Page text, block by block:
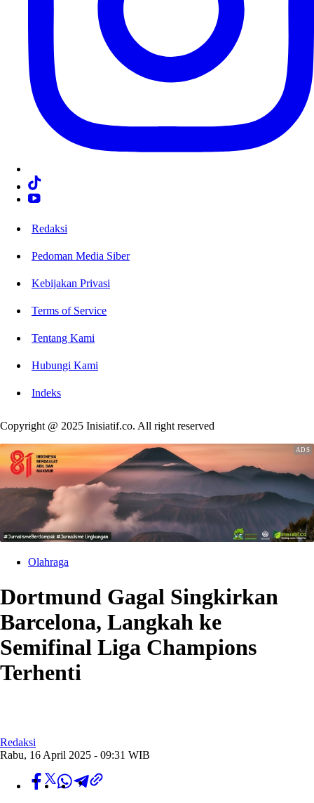
Redaksi
Pedoman Media Siber
Kebijakan Privasi
Terms of Service
Tentang Kami
Hubungi Kami
Indeks
Copyright @ 2025 Inisiatif.co. All right reserved
Olahraga
Dortmund Gagal Singkirkan
Barcelona, Langkah ke
Semifinal Liga Champions
Terhenti
Redaksi
Rabu, 16 April 2025 - 09:31 WIB